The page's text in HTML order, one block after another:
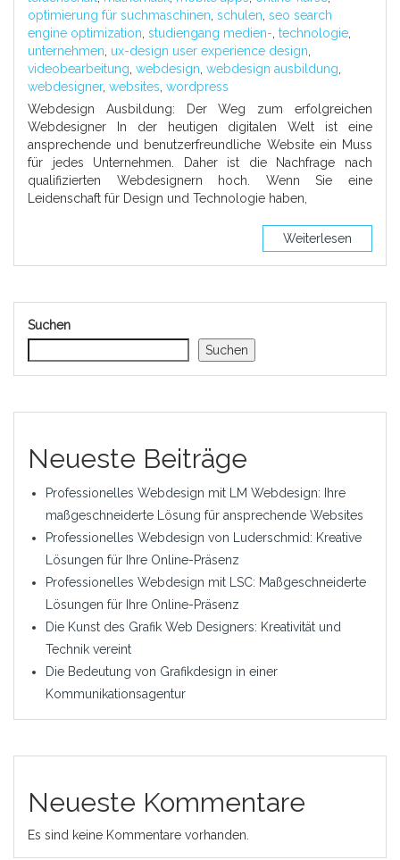
optimierung für suchmaschinen, schulen, seo search
engine optimization, studiengang medien-, technologie,
unternehmen, ux-design user experience design,
videobearbeitung, webdesign, webdesign ausbildung,
webdesigner, websites, wordpress
Webdesign Ausbildung: Der Weg zum erfolgreichen
Webdesigner In der heutigen digitalen Welt ist eine
ansprechende und benutzerfreundliche Website ein Muss
für jedes Unternehmen. Daher ist die Nachfrage nach
qualifizierten Webdesignern hoch. Wenn Sie eine
Leidenschaft für Design und Technologie haben,
Weiterlesen
Suchen
Suchen
Neueste Beiträge
Professionelles Webdesign mit LM Webdesign: Ihre
maßgeschneiderte Lösung für ansprechende Websites
Professionelles Webdesign von Luderschmid: Kreative
Lösungen für Ihre Online-Präsenz
Professionelles Webdesign mit LSC: Maßgeschneiderte
Lösungen für Ihre Online-Präsenz
Die Kunst des Grafik Web Designers: Kreativität und
Technik vereint
Die Bedeutung von Grafikdesign in einer
Kommunikationsagentur
Neueste Kommentare
Es sind keine Kommentare vorhanden.